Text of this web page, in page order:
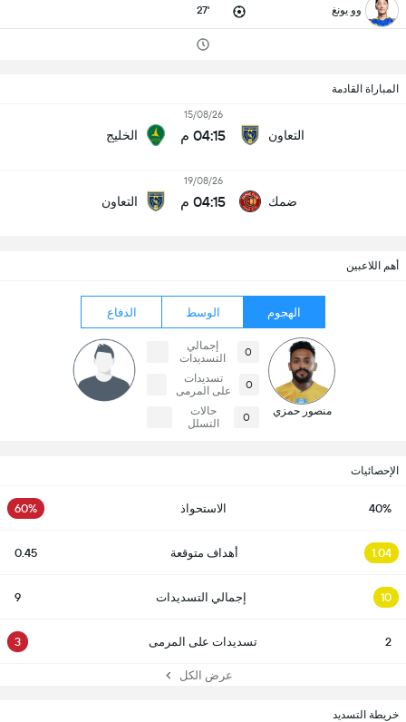
وو يونغ 27'
المباراة القادمة
التعاون
15/08/26
04:15 م الخليج
ضمك
19/08/26
04:15 م التعاون
أهم اللاعبين
الهجوم الوسط الدفاع
منصور حمزي
0
إجمالي
التسديدات
0
تسديدات
على المرمى
0
حالات
التسلل
الإحصائيات
40% الاستحواذ 60%
1.04 أهداف متوقعة 0.45
10 إجمالي التسديدات 9
2 تسديدات على المرمى 3
عرض الكل
خريطة التسديد